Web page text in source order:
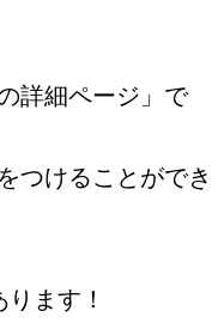
詳細ページ」で
つけることができ
ます！